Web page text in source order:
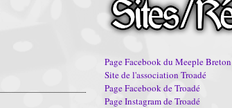
Page Facebook du Meeple Breton
Site de l'association Troadé
Page Facebook de Troadé
Page Instagram de Troadé